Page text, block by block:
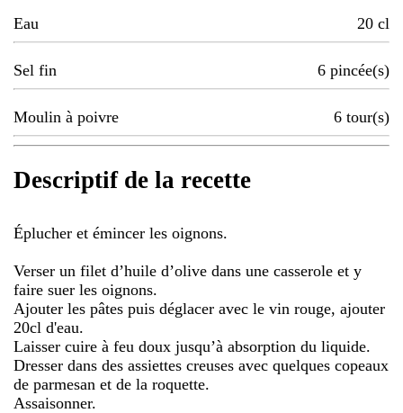
Eau 20 cl
Sel fin 6 pincée(s)
Moulin à poivre 6 tour(s)
Descriptif de la recette
Éplucher et émincer les oignons.
Verser un filet d’huile d’olive dans une casserole et y
faire suer les oignons.
Ajouter les pâtes puis déglacer avec le vin rouge, ajouter
20cl d'eau.
Laisser cuire à feu doux jusqu’à absorption du liquide.
Dresser dans des assiettes creuses avec quelques copeaux
de parmesan et de la roquette.
Assaisonner.